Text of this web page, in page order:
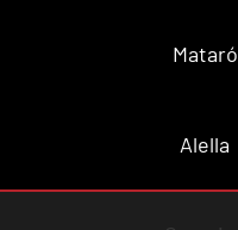
Mataró
Alella